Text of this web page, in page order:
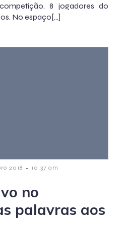
8 jogadores do
No espaço[…]
2018 - 10:37 am
no
palavras aos